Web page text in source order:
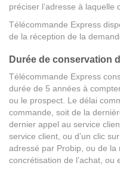
préciser l’adresse à laquelle
Télécommande Express
de la réception de la
Durée de conservation
Télécommande Express
durée de 5 années à
ou le prospect. Le délai
commande, soit de la
dernier appel au service
service client, ou d’un clic
adressé par Probip, ou de
concrétisation de l’achat, ou